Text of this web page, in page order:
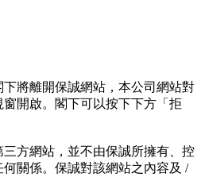
將離開保誠網站，本公司網站對
開啟。閣下可以按下下方「拒
方網站，並不由保誠所擁有、控
關係。保誠對該網站之內容及 /